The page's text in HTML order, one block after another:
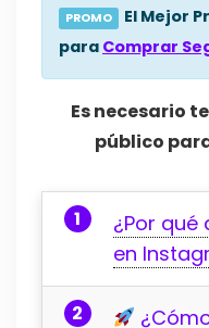
PROMO
El Mejor
para Comprar
Es necesario
público
¿Por qué
en